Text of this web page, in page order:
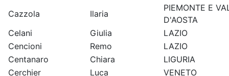
Cazzola
Ilaria
PIEMONTE E
D'AOSTA
Celani
Giulia
LAZIO
Cencioni
Remo
LAZIO
Centanaro
Chiara
LIGURIA
Cerchier
Luca
VENETO